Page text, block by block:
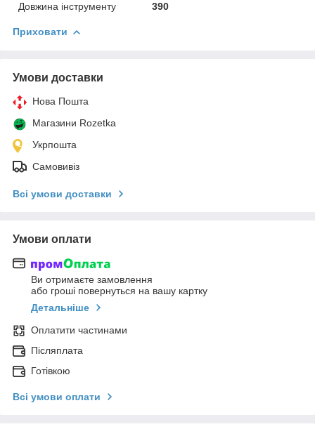
Довжина інструменту
390
Приховати
Умови доставки
Нова Пошта
Магазини Rozetka
Укрпошта
Самовивіз
Всі умови доставки
Умови оплати
Ви отримаєте замовлення
або гроші повернуться на вашу картку
Детальніше
Оплатити частинами
Післяплата
Готівкою
Всі умови оплати